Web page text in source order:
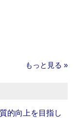
もっと見る »
的向上を目指し